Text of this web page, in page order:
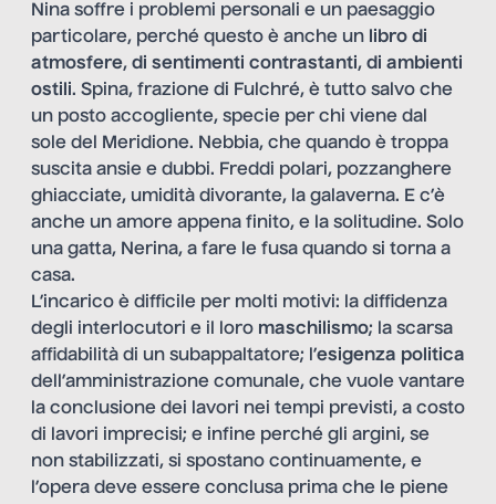
Nina soffre i problemi personali e un paesaggio
particolare, perché questo è anche un libro di
atmosfere, di sentimenti contrastanti, di ambienti
ostili. Spina, frazione di Fulchré, è tutto salvo che
un posto accogliente, specie per chi viene dal
sole del Meridione. Nebbia, che quando è troppa
suscita ansie e dubbi. Freddi polari, pozzanghere
ghiacciate, umidità divorante, la galaverna. E c’è
anche un amore appena finito, e la solitudine. Solo
una gatta, Nerina, a fare le fusa quando si torna a
casa.
L’incarico è difficile per molti motivi: la diffidenza
degli interlocutori e il loro maschilismo; la scarsa
affidabilità di un subappaltatore; l’esigenza politica
dell’amministrazione comunale, che vuole vantare
la conclusione dei lavori nei tempi previsti, a costo
di lavori imprecisi; e infine perché gli argini, se
non stabilizzati, si spostano continuamente, e
l’opera deve essere conclusa prima che le piene